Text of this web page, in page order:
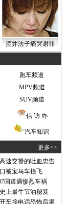
酒井法子痛哭谢罪
跑车频道
MPV频道
SUV频道
信 访 办
汽车知识
更多>>
速交警的吐血忠告
被宝马车撞飞
国道遇惨烈车祸
上最牛节油秘笈
车接电话恐怖后果